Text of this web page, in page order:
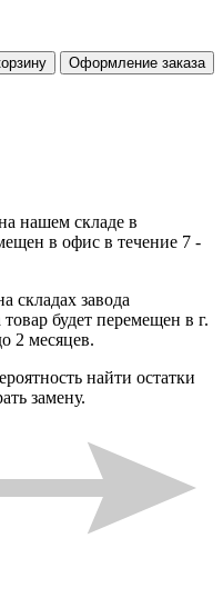
Оформление заказа
нашем складе в
в офис в течение 7 -
складах завода
будет перемещен в г.
2 месяцев.
найти остатки
замену.